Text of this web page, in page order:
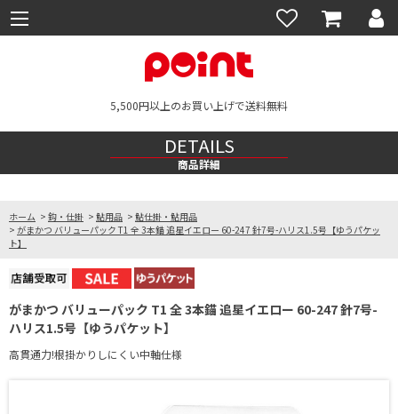
5,500円以上のお買い上げで送料無料
DETAILS
商品詳細
ホーム > 鈎・仕掛 > 鮎用品 > 鮎仕掛・鮎用品
> がまかつ バリューパック T1 全 3本錨 追星イエロー 60-247 針7号-ハリス1.5号【ゆうパケッ
ト】
がまかつ バリューパック T1 全 3本錨 追星イエロー 60-247 針7号-
ハリス1.5号【ゆうパケット】
高貫通力!根掛かりしにくい中軸仕様